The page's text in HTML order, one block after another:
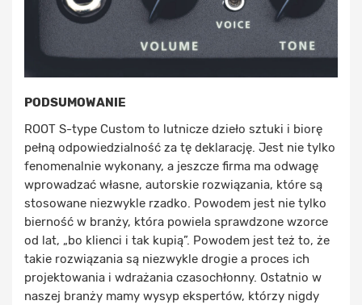
PODSUMOWANIE
ROOT S-type Custom to lutnicze dzieło sztuki i biorę
pełną odpowiedzialność za tę deklarację. Jest nie tylko
fenomenalnie wykonany, a jeszcze firma ma odwagę
wprowadzać własne, autorskie rozwiązania, które są
stosowane niezwykle rzadko. Powodem jest nie tylko
bierność w branży, która powiela sprawdzone wzorce
od lat, „bo klienci i tak kupią”. Powodem jest też to, że
takie rozwiązania są niezwykle drogie a proces ich
projektowania i wdrażania czasochłonny. Ostatnio w
naszej branży mamy wysyp ekspertów, którzy nigdy